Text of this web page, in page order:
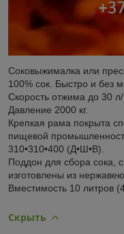
Соковыжималка или
100% сок. Быстро и без
Скорость отжима до 30 л/
Давление 2000 кг.
Крепкая рама покрыта
пищевой
310•310•400 (Д•Ш•В).
Поддон для сбора сока,
изготовлены из
Вместимость 10 литров
Скрыть